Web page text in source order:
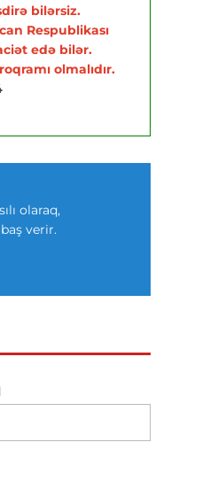
bilərsiz.
Respublikası
edə bilər.
olmalıdır.
olaraq,
verir.